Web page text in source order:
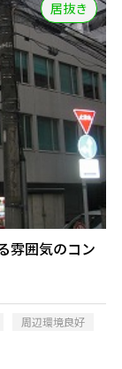
居抜き
雰囲気のコン
周辺環境良好